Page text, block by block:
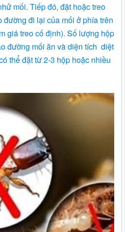
mối. Tiếp đó, đặt hoặc treo
đường đi lại của mối ở phía trên
giá treo cố định). Số lượng hộp
đường mối ăn và diện tích diệt
thể đặt từ 2-3 hộp hoặc nhiều